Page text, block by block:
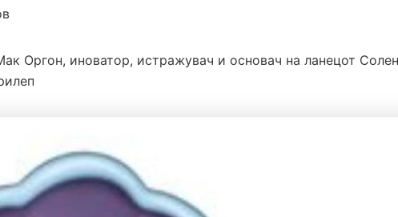
Оргон, иноватор, истражувач и основач на ланецот